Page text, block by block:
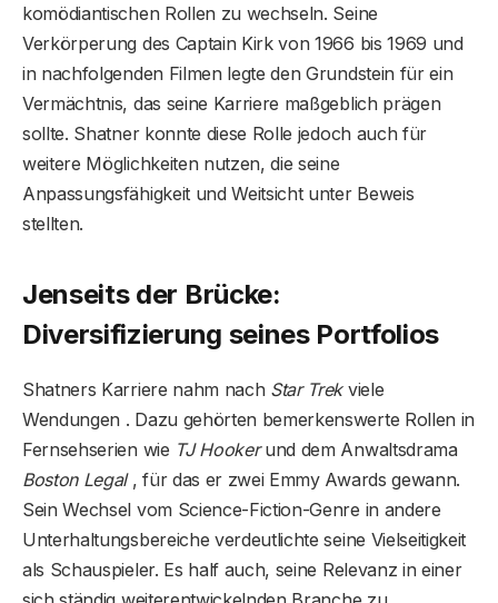
komödiantischen Rollen zu wechseln. Seine
Verkörperung des Captain Kirk von 1966 bis 1969 und
in nachfolgenden Filmen legte den Grundstein für ein
Vermächtnis, das seine Karriere maßgeblich prägen
sollte. Shatner konnte diese Rolle jedoch auch für
weitere Möglichkeiten nutzen, die seine
Anpassungsfähigkeit und Weitsicht unter Beweis
stellten.
Jenseits der Brücke:
Diversifizierung seines Portfolios
Shatners Karriere nahm nach Star Trekviele
Wendungen . Dazu gehörten bemerkenswerte Rollen in
Fernsehserien wie TJ Hookerund dem Anwaltsdrama
Boston Legal, für das er zwei Emmy Awards gewann.
Sein Wechsel vom Science-Fiction-Genre in andere
Unterhaltungsbereiche verdeutlichte seine Vielseitigkeit
als Schauspieler. Es half auch, seine Relevanz in einer